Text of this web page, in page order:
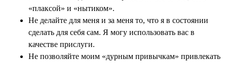
«плаксой» и «нытиком».
Не делайте для меня и за меня то, что я в состоянии
сделать для себя сам. Я могу использовать вас в
качестве прислуги.
Не позволяйте моим «дурным привычкам» привлекать